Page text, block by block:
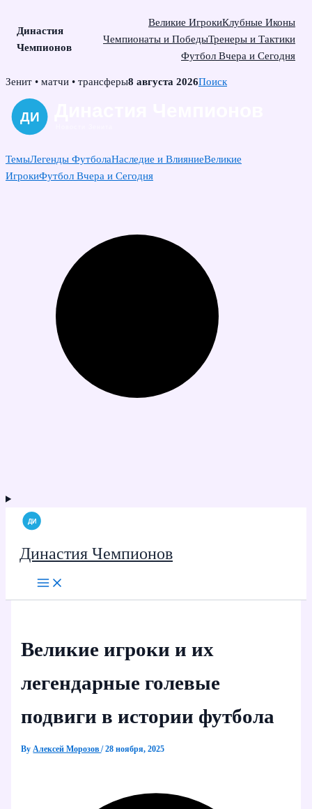
Династия
Чемпионов
Великие ИгрокиКлубные Иконы
Чемпионаты и ПобедыТренеры и Тактики
Футбол Вчера и Сегодня
Skip
content
Зенит • матчи • трансферы8 августа 2026Поиск
ТемыЛегенды ФутболаНаследие и ВлияниеВеликие
ИгрокиФутбол Вчера и Сегодня
Династия Чемпионов
Великие игроки и их
легендарные голевые
подвиги в истории футбола
ByАлексей Морозов/28 ноября, 2025